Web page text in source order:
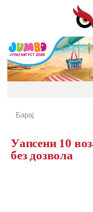
Уапсени 10
без дозвола